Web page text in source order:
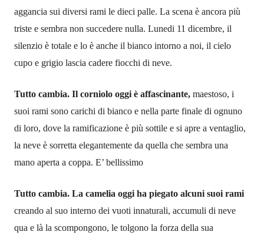
aggancia sui diversi rami le dieci palle. La scena è ancora più
triste e sembra non succedere nulla. Lunedi 11 dicembre, il
silenzio è totale e lo è anche il bianco intorno a noi, il cielo
cupo e grigio lascia cadere fiocchi di neve.
Tutto cambia. Il corniolo oggi è affascinante, maestoso, i
suoi rami sono carichi di bianco e nella parte finale di ognuno
di loro, dove la ramificazione è più sottile e si apre a ventaglio,
la neve è sorretta elegantemente da quella che sembra una
mano aperta a coppa. E’ bellissimo
Tutto cambia. La camelia oggi ha piegato alcuni suoi rami
creando al suo interno dei vuoti innaturali, accumuli di neve
qua e là la scompongono, le tolgono la forza della sua